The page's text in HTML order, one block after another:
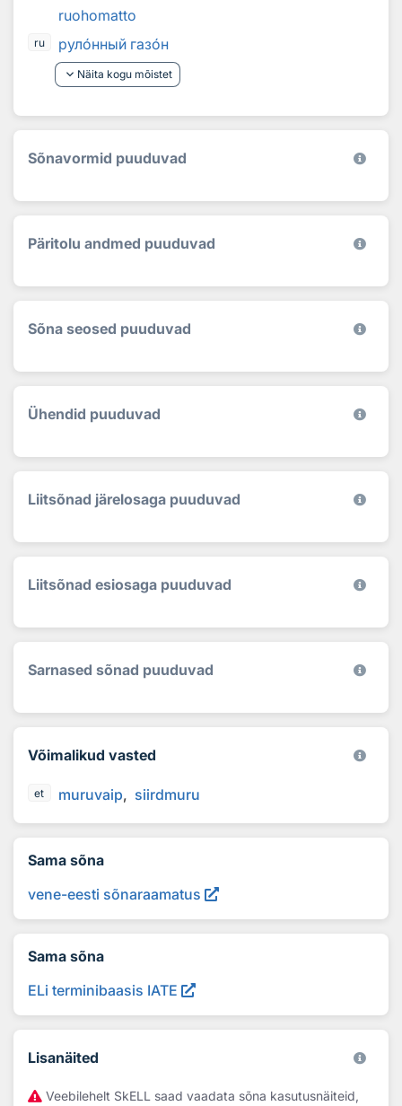
ruohomatto
ru рулонный газон
keyboard_arrow_down Näita kogu mõistet
Sõnavormid puuduvad
Päritolu andmed puuduvad
Sõna seosed puuduvad
Ühendid puuduvad
Liitsõnad järelosaga puuduvad
Liitsõnad esiosaga puuduvad
Sarnased sõnad puuduvad
Võimalikud vasted
et muruvaip siirdmuru
Sama sõna
vene-eesti sõnaraamatus
Sama sõna
ELi terminibaasis IATE
Lisanäited
Veebilehelt SkELL saad vaadata sõna kasutusnäiteid,